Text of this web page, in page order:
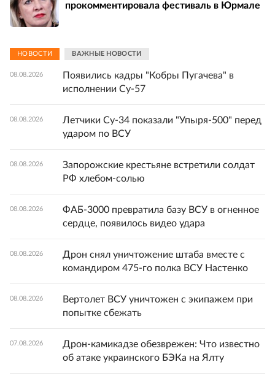
прокомментировала фестиваль в Юрмале
НОВОСТИ ВАЖНЫЕ НОВОСТИ
08.08.2026
Появились кадры "Кобры Пугачева" в
исполнении Су-57
08.08.2026
Летчики Су-34 показали "Упыря-500" перед
ударом по ВСУ
08.08.2026
Запорожские крестьяне встретили солдат
РФ хлебом-солью
08.08.2026
ФАБ-3000 превратила базу ВСУ в огненное
сердце, появилось видео удара
08.08.2026
Дрон снял уничтожение штаба вместе с
командиром 475-го полка ВСУ Настенко
08.08.2026
Вертолет ВСУ уничтожен с экипажем при
попытке сбежать
07.08.2026
Дрон-камикадзе обезврежен: Что известно
об атаке украинского БЭКа на Ялту